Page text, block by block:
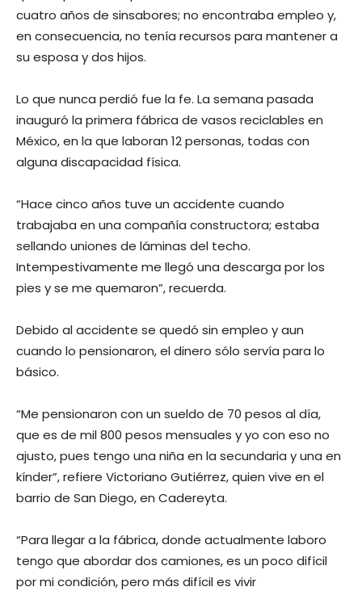
cuatro años de sinsabores; no encontraba empleo y,
en consecuencia, no tenía recursos para mantener a
su esposa y dos hijos.
Lo que nunca perdió fue la fe. La semana pasada
inauguró la primera fábrica de vasos reciclables en
México, en la que laboran 12 personas, todas con
alguna discapacidad física.
“Hace cinco años tuve un accidente cuando
trabajaba en una compañía constructora; estaba
sellando uniones de láminas del techo.
Intempestivamente me llegó una descarga por los
pies y se me quemaron”, recuerda.
Debido al accidente se quedó sin empleo y aun
cuando lo pensionaron, el dinero sólo servía para lo
básico.
“Me pensionaron con un sueldo de 70 pesos al día,
que es de mil 800 pesos mensuales y yo con eso no
ajusto, pues tengo una niña en la secundaria y una en
kínder”, refiere Victoriano Gutiérrez, quien vive en el
barrio de San Diego, en Cadereyta.
“Para llegar a la fábrica, donde actualmente laboro
tengo que abordar dos camiones, es un poco difícil
por mi condición, pero más difícil es vivir